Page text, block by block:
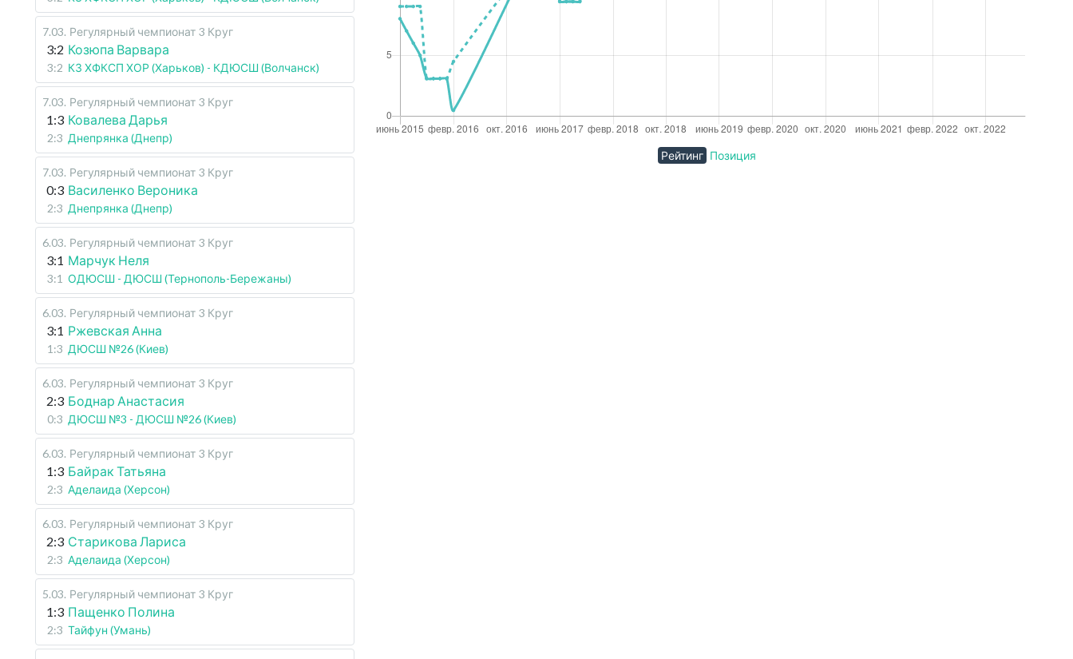
7.03. Регулярный чемпионат 3 Круг
3:2 Козюпа Варвара
3:2 КЗ ХФКСП ХОР (Харьков) - КДЮСШ (Волчанск)
7.03. Регулярный чемпионат 3 Круг
1:3 Ковалева Дарья
2:3 Днепрянка (Днепр)
7.03. Регулярный чемпионат 3 Круг
0:3 Василенко Вероника
2:3 Днепрянка (Днепр)
6.03. Регулярный чемпионат 3 Круг
3:1 Марчук Неля
3:1 ОДЮСШ - ДЮСШ (Тернополь-Бережаны)
6.03. Регулярный чемпионат 3 Круг
3:1 Ржевская Анна
1:3 ДЮСШ №26 (Киев)
6.03. Регулярный чемпионат 3 Круг
2:3 Боднар Анастасия
0:3 ДЮСШ №3 - ДЮСШ №26 (Киев)
6.03. Регулярный чемпионат 3 Круг
1:3 Байрак Татьяна
2:3 Аделаида (Херсон)
6.03. Регулярный чемпионат 3 Круг
2:3 Старикова Лариса
2:3 Аделаида (Херсон)
5.03. Регулярный чемпионат 3 Круг
1:3 Пащенко Полина
2:3 Тайфун (Умань)
Рейтинг Позиция